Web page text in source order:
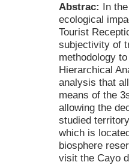
Abstrac: In
ecological
Tourist
subjectivity of
methodology
Hierarchical
analysis that
means of the
allowing the
studied
which is
biosphere
visit the Cayo